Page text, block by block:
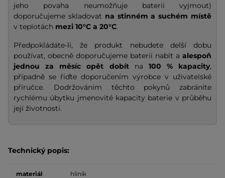
jeho povaha neumožňuje baterii vyjmout)
doporučujeme skladovat na stinném a suchém místě
v teplotách mezi 10°C a 20°C.
Předpokládáte-li, že produkt nebudete delší dobu
používat, obecně doporučujeme baterii nabít a alespoň
jednou za měsíc opět dobítna 100 % kapacity,
případně se řiďte doporučením výrobce v uživatelské
příručce. Dodržováním těchto pokynů zabráníte
rychlému úbytku jmenovité kapacity baterie v průběhu
její životnosti.
Technický popis:
materiál
hliník